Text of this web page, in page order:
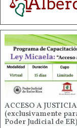
ACCESO A
(exclusivamente
Poder Judicial de ER)